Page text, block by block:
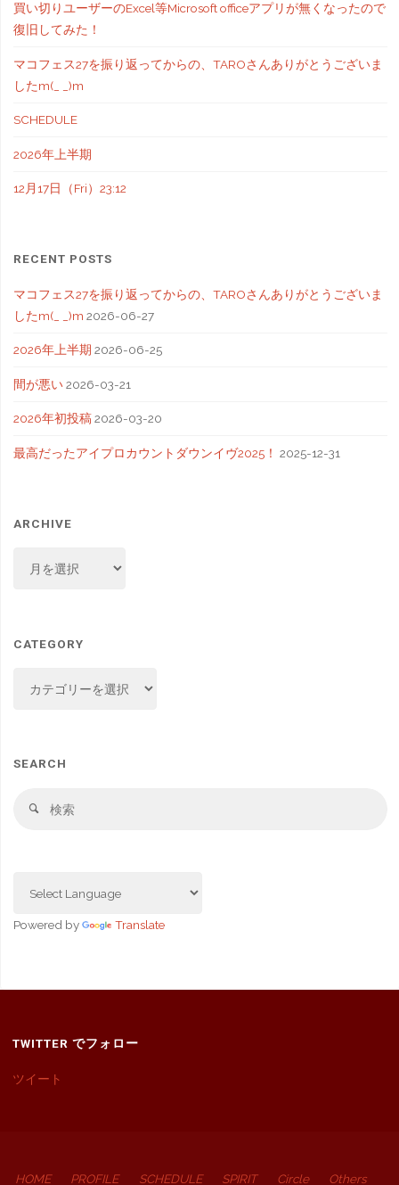
買い切りユーザーのExcel等Microsoft officeアプリが無くなったので
復旧してみた！
マコフェス27を振り返ってからの、TAROさんありがとうございま
したm(_ _)m
SCHEDULE
2026年上半期
12月17日（Fri）23:12
RECENT POSTS
マコフェス27を振り返ってからの、TAROさんありがとうございま
したm(_ _)m 2026-06-27
2026年上半期 2026-06-25
間が悪い 2026-03-21
2026年初投稿 2026-03-20
最高だったアイプロカウントダウンイヴ2025！ 2025-12-31
ARCHIVE
CATEGORY
SEARCH
検
Powered by Translate
TWITTER でフォロー
ツイート
HOME PROFILE SCHEDULE SPIRIT Circle Others